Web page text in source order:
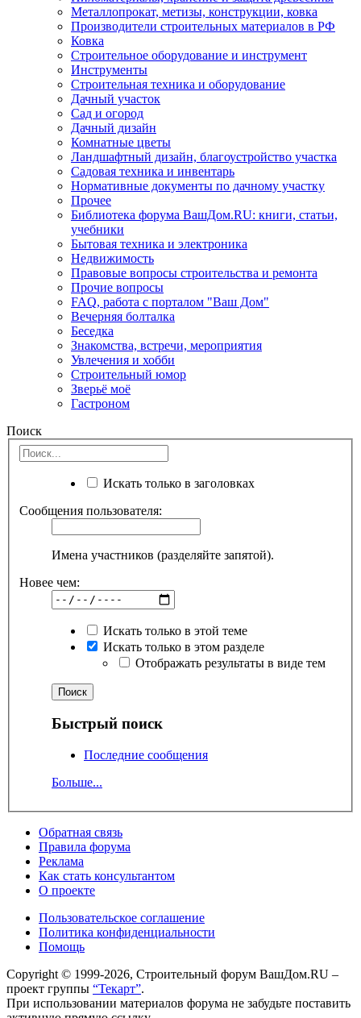
Металлопрокат, метизы, конструкции, ковка
Производители строительных материалов в РФ
Ковка
Строительное оборудование и инструмент
Инструменты
Строительная техника и оборудование
Дачный участок
Сад и огород
Дачный дизайн
Комнатные цветы
Ландшафтный дизайн, благоустройство участка
Садовая техника и инвентарь
Нормативные документы по дачному участку
Прочее
Библиотека форума ВашДом.RU: книги, статьи,
учебники
Бытовая техника и электроника
Недвижимость
Правовые вопросы строительства и ремонта
Прочие вопросы
FAQ, работа с порталом "Ваш Дом"
Вечерняя болталка
Беседка
Знакомства, встречи, мероприятия
Увлечения и хобби
Строительный юмор
Зверьё моё
Гастроном
Поиск
Искать только в заголовках
Сообщения пользователя:
Имена участников (разделяйте запятой).
Новее чем:
Искать только в этой теме
Искать только в этом разделе
Отображать результаты в виде тем
Быстрый поиск
Последние сообщения
Больше...
Обратная связь
Правила форума
Реклама
Как стать консультантом
О проекте
Пользовательское соглашение
Политика конфиденциальности
Помощь
Copyright © 1999-2026, Строительный форум ВашДом.RU –
проект группы “Текарт”.
При использовании материалов форума не забудьте поставить